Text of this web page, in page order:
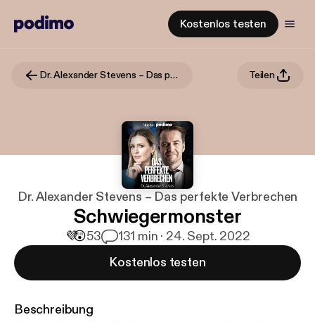
Kostenlos testen
Dr. Alexander Stevens – Das perfekte Verbrechen Teilen
Dr. Alexander Stevens – Das perfekte Verbrechen
Schwiegermonster
💜😲53 131 min · 24. Sept. 2022
Kostenlos testen
Beschreibung